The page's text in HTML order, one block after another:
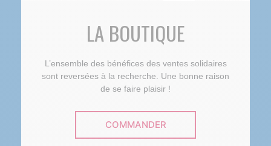
LA BOUTIQUE
L’ensemble des bénéfices des ventes solidaires
sont reversées à la recherche. Une bonne raison
de se faire plaisir !
COMMANDER